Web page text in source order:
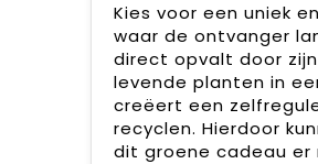
Kies voor een uniek
waar de ontvanger
direct opvalt door
levende planten in
creëert een
recyclen. Hierdoor
dit groene cadeau er